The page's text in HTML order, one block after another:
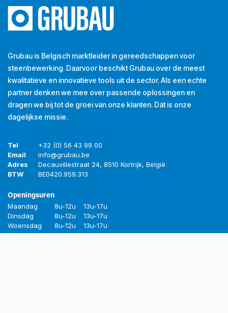
Grubau is Belgisch marktleider in gereedschappen voor
steenbewerking. Daarvoor beschikt Grubau over de meest
kwalitatieve en innovatieve tools uit de sector. Als een echte
partner denken we mee over passende oplossingen en
dragen we bij tot de groei van onze klanten. Dát is onze
dagelijkse missie.
Tel
+32 (0) 56 43 99 00
Email
info@grubau.be
Adres
Decauvillestraat 24, 8510 Kortrijk, België
BTW
BE0420.959.313
Openingsuren
Maandag 8u-12u
13u-17u
Dinsdag
8u-12u
13u-17u
Woensdag
8u-12u
13u-17u
Donderdag
8u-12u
13u-17u